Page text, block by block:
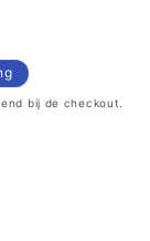
bij de checkout.